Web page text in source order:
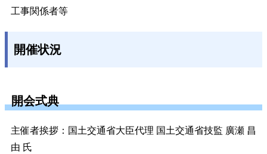
工事関係者等
開催状況
開会式典
主催者挨拶：国土交通省大臣代理 国土交通省技監 廣瀬 昌
由 氏